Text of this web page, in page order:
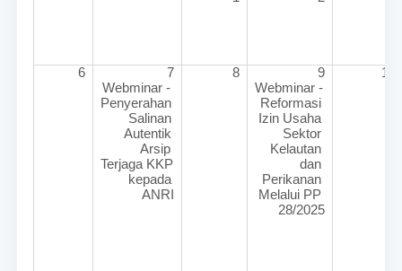
6
7
Webminar -
Penyerahan
Salinan
Autentik
Arsip
Terjaga KKP
kepada
ANRI
8
9
Webminar -
Reformasi
Izin Usaha
Sektor
Kelautan
dan
Perikanan
Melalui PP
28/2025
10